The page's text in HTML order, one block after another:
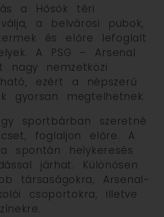
a Hősök téri
a belvárosi pubok,
és előre lefoglalt
A PSG – Arsenal
nagy nemzetközi
ezért a népszerű
gyorsan megtelhetnek.
sportbárban szeretné
foglaljon előre. A
spontán helykeresés
járhat. Különösen
társaságokra, Arsenal-
csoportokra, illetve